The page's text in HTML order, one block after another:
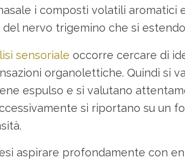
i composti volatili aromatici
nervo trigemino che si
sensoriale occorre cercare di
organolettiche. Quindi si
espulso e si valutano
si riportano su
aspirare profondamente con